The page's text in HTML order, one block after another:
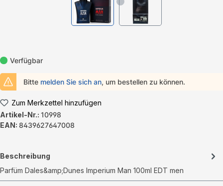
Verfügbar
Bitte melden Sie sich an, um bestellen zu können.
Zum Merkzettel hinzufügen
Artikel-Nr.: 10998
EAN: 8439627647008
Beschreibung
Parfüm Dales&amp;Dunes Imperium Man 100ml EDT men